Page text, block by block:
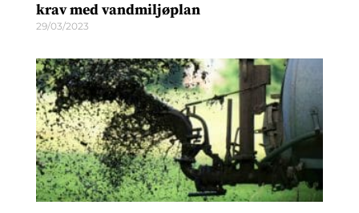
krav med vandmiljøplan
29/03/2023